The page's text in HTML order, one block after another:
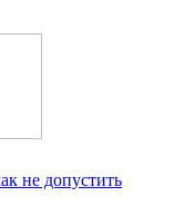
не допустить